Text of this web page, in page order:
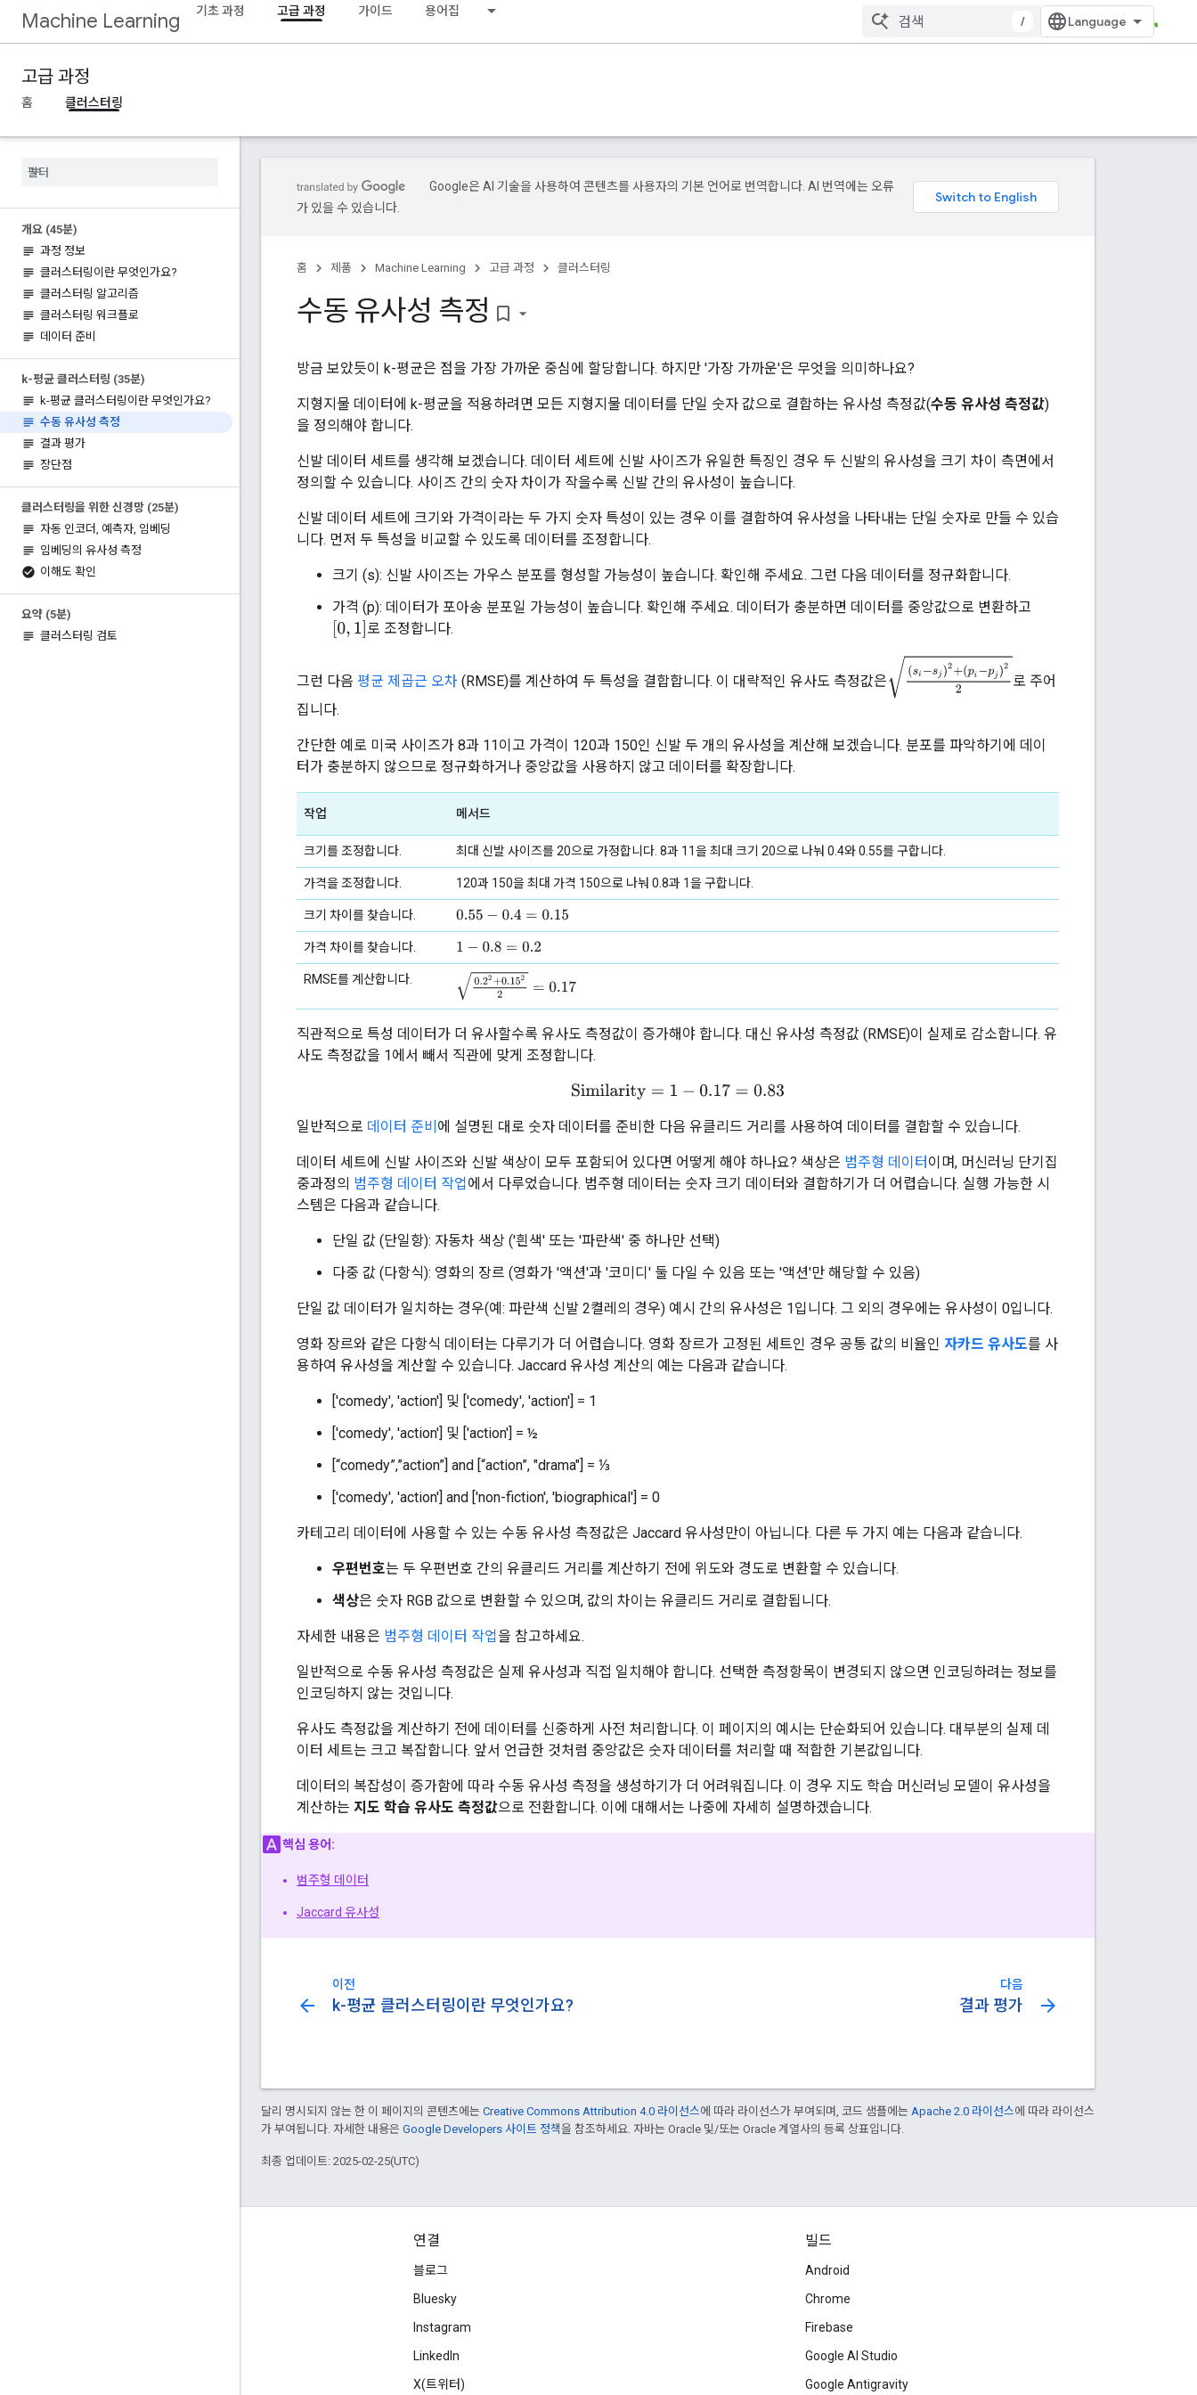
Machine Learning 기초 과정 고급 과정 가이드 용어집
/
고급 과정
홈 클러스터링
개요 (45분)
과정 정보
클러스터링이란 무엇인가요?
클러스터링 알고리즘
클러스터링 워크플로
데이터 준비
k-평균 클러스터링 (35분)
k-평균 클러스터링이란 무엇인가요?
수동 유사성 측정
결과 평가
장단점
클러스터링을 위한 신경망 (25분)
자동 인코더 , 예측자, 임베딩
임베딩의 유사성 측정
이해도 확인
요약 (5분)
클러스터링 검토
Google은 AI 기술을 사용하여 콘텐츠를 사용자의 기본 언어로 번역합니다. AI 번역에는 오류
가 있을 수 있습니다.
홈 제품 Machine Learning 고급 과정 클러스터링
수동 유사성 측정 bookmark_border
방금 보았듯이 k-평균은 점을 가장 가까운 중심에 할당합니다. 하지만 '가장 가까운'은 무엇을 의미하나요?
지형지물 데이터에 k-평균을 적용하려면 모든 지형지물 데이터를 단일 숫자 값으로 결합하는 유사성 측정값(수동 유사성 측정값)
을 정의해야 합니다.
신발 데이터 세트를 생각해 보겠습니다. 데이터 세트에 신발 사이즈가 유일한 특징인 경우 두 신발의 유사성을 크기 차이 측면에서
정의할 수 있습니다. 사이즈 간의 숫자 차이가 작을수록 신발 간의 유사성이 높습니다.
신발 데이터 세트에 크기와 가격이라는 두 가지 숫자 특성이 있는 경우 이를 결합하여 유사성을 나타내는 단일 숫자로 만들 수 있습
니다. 먼저 두 특성을 비교할 수 있도록 데이터를 조정합니다.
크기 (s): 신발 사이즈는 가우스 분포를 형성할 가능성이 높습니다. 확인해 주세요. 그런 다음 데이터를 정규화합니다.
가격 (p): 데이터가 포아송 분포일 가능성이 높습니다. 확인해 주세요. 데이터가 충분하면 데이터를 중앙값으로 변환하고
0,1 ] 로 조정합니다.
그런 다음 평균 제곱근 오차 (RMSE)를 계산하여 두 특성을 결합합니다. 이 대략적인 유사도 측정값은
i−sj)2+(pi−pj)22
로 주어
집니다.
간단한 예로 미국 사이즈가 8과 11이고 가격이 120과 150인 신발 두 개의 유사성을 계산해 보겠습니다. 분포를 파악하기에 데이
터가 충분하지 않으므로 정규화하거나 중앙값을 사용하지 않고 데이터를 확장합니다.
작업 메서드
크기를 조정합니다. 최대 신발 사이즈를 20으로 가정합니다. 8과 11을 최대 크기 20으로 나눠 0.4와 0.55를 구합니다.
가격을 조정합니다. 120과 150을 최대 가격 150으로 나눠 0.8과 1을 구합니다.
크기 차이를 찾습니다. 0.55− 0.4=0.15
가격 차이를 찾습니다. 1 −0.8=0.2
RMSE를 계산합니다. 0.22+0.1522= 0.17
직관적으로 특성 데이터가 더 유사할수록 유사도 측정값이 증가해야 합니다. 대신 유사성 측정값 (RMSE)이 실제로 감소합니다. 유
사도 측정값을 1에서 빼서 직관에 맞게 조정합니다.
Similarity =1 −0.17=0.83
일반적으로 데이터 준비 에 설명된 대로 숫자 데이터를 준비한 다음 유클리드 거리를 사용하여 데이터를 결합할 수 있습니다.
데이터 세트에 신발 사이즈와 신발 색상이 모두 포함되어 있다면 어떻게 해야 하나요? 색상은 범주형 데이터 이며, 머신러닝 단기집
중과정의 범주형 데이터 작업에서 다루었습니다. 범주형 데이터는 숫자 크기 데이터와 결합하기가 더 어렵습니다. 실행 가능한 시
스템은 다음과 같습니다.
단일 값 (단일항): 자동차 색상 ('흰색' 또는 '파란색' 중 하나만 선택)
다중 값 (다항식): 영화의 장르 (영화가 '액션'과 '코미디' 둘 다일 수 있음 또는 '액션'만 해당할 수 있음)
단일 값 데이터가 일치하는 경우(예: 파란색 신발 2켤레의 경우) 예시 간의 유사성은 1입니다. 그 외의 경우에는 유사성이 0입니다.
영화 장르와 같은 다항식 데이터는 다루기가 더 어렵습니다. 영화 장르가 고정된 세트인 경우 공통 값의 비율인 자카드 유사도를 사
용하여 유사성을 계산할 수 있습니다. Jaccard 유사성 계산의 예는 다음과 같습니다.
['comedy', 'action'] 및 ['comedy', 'action'] = 1
['comedy', 'action'] 및 ['action'] = ½
[“comedy”,”action”] and [“action”, "drama"] = ⅓
['comedy', 'action'] and ['non-fiction', 'biographical'] = 0
카테고리 데이터에 사용할 수 있는 수동 유사성 측정값은 Jaccard 유사성만이 아닙니다. 다른 두 가지 예는 다음과 같습니다.
우편번호는 두 우편번호 간의 유클리드 거리를 계산하기 전에 위도와 경도로 변환할 수 있습니다.
색상은 숫자 RGB 값으로 변환할 수 있으며, 값의 차이는 유클리드 거리로 결합됩니다.
자세한 내용은 범주형 데이터 작업을 참고하세요.
일반적으로 수동 유사성 측정값은 실제 유사성과 직접 일치해야 합니다. 선택한 측정항목이 변경되지 않으면 인코딩하려는 정보를
인코딩하지 않는 것입니다.
유사도 측정값을 계산하기 전에 데이터를 신중하게 사전 처리합니다. 이 페이지의 예시는 단순화되어 있습니다. 대부분의 실제 데
이터 세트는 크고 복잡합니다. 앞서 언급한 것처럼 중앙값은 숫자 데이터를 처리할 때 적합한 기본값입니다.
데이터의 복잡성이 증가함에 따라 수동 유사성 측정을 생성하기가 더 어려워집니다. 이 경우 지도 학습 머신러닝 모델이 유사성을
계산하는 지도 학습 유사도 측정값으로 전환합니다. 이에 대해서는 나중에 자세히 설명하겠습니다.
핵심 용어:
범주형 데이터
Jaccard 유사성
이전
arrow_back k-평균 클러스터링이란 무엇인가요?
다음
결과 평가 arrow_forward
달리 명시되지 않는 한 이 페이지의 콘텐츠에는 Creative Commons Attribution 4.0 라이선스에 따라 라이선스가 부여되며, 코드 샘플에는 Apache 2.0 라이선스에 따라 라이선스
가 부여됩니다. 자세한 내용은 Google Developers 사이트 정책을 참조하세요. 자바는 Oracle 및/또는 Oracle 계열사의 등록 상표입니다.
최종 업데이트: 2025-02-25(UTC)
연결
블로그
Bluesky
Instagram
LinkedIn
X(트위터)
빌드
Android
Chrome
Firebase
Google AI Studio
Google Antigravity